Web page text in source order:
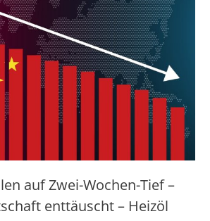
auf Zwei-Wochen-Tief –
enttäuscht – Heizöl